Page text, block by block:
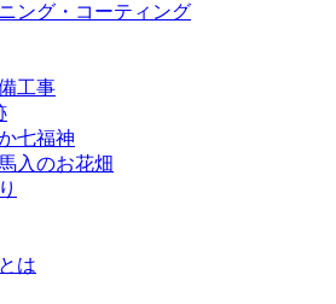
ング・コーティング
工事
七福神
入のお花畑
は